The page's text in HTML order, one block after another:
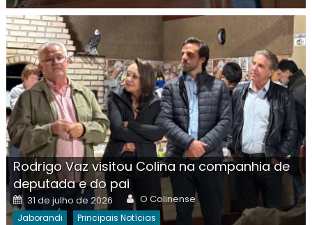
Rodrigo Vaz visitou Colina na companhia de
deputada e do pai
Posted
on
31 de julho de 2026 Author
O Colinense
Jaborandi Principais Notícias